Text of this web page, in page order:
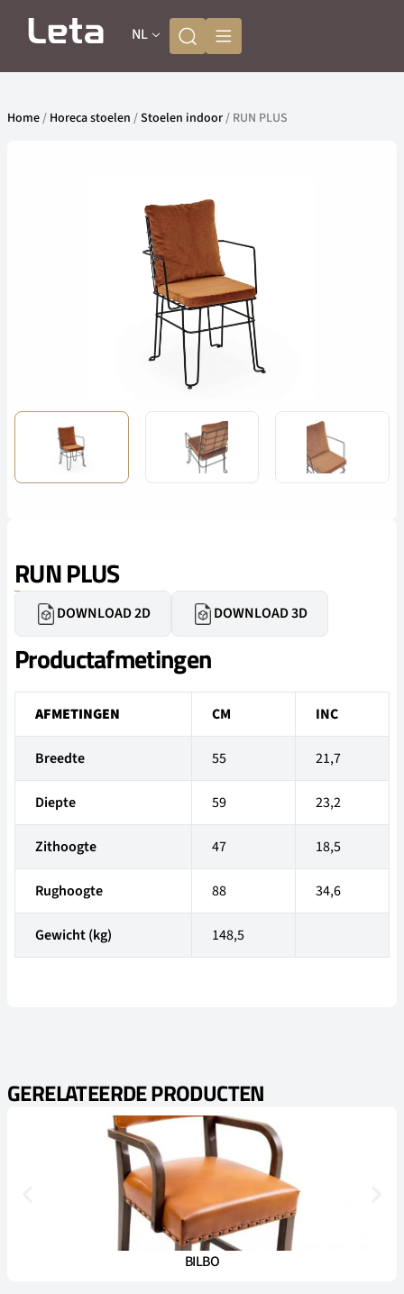
NL
Home/ Horeca stoelen /Stoelen indoor/ RUN PLUS
RUN PLUS
DOWNLOAD 2D DOWNLOAD 3D
Productafmetingen
AFMETINGEN CM INC
Breedte 55 21,7
Diepte 59 23,2
Zithoogte 47 18,5
Rughoogte 88 34,6
Gewicht (kg) 148,5
GERELATEERDE PRODUCTEN
BILBO